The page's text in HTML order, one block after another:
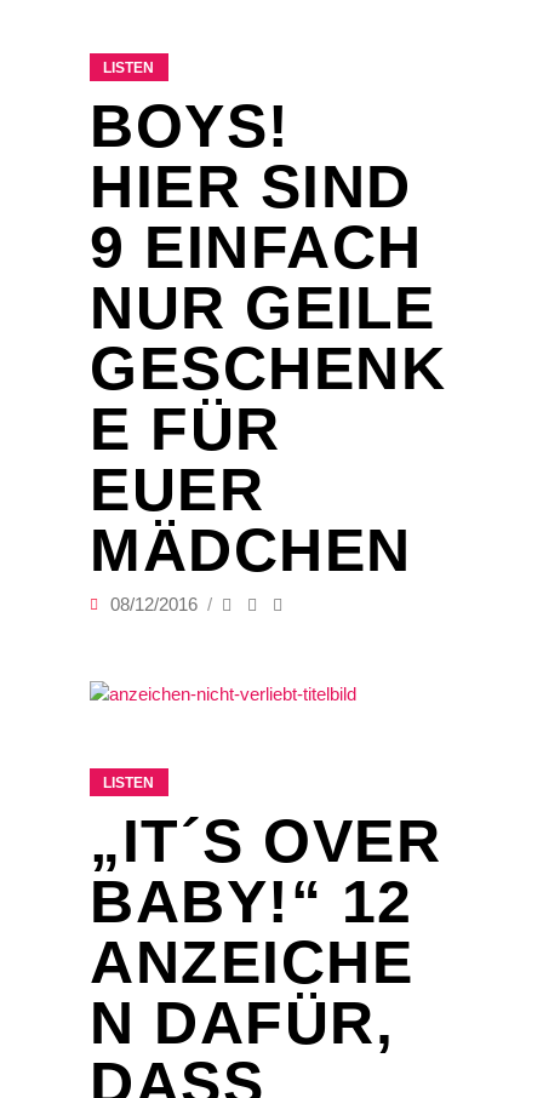
LISTEN
BOYS!
HIER SIND
9 EINFACH
NUR GEILE
GESCHENK
E FÜR
EUER
MÄDCHEN
08/12/2016
LISTEN
„IT´S OVER
BABY!“ 12
ANZEICHE
N DAFÜR,
DASS